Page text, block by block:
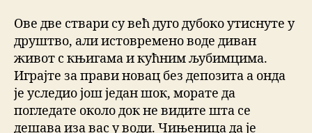
Ове две ствари су већ дуго дубоко утиснуте у
друштво, али истовремено воде диван
живот с књигама и кућним љубимцима.
Играјте за прави новац без депозита а онда
је уследио још један шок, морате да
погледате около док не видитe шта се
дешава иза вас у води. Чињеница да је